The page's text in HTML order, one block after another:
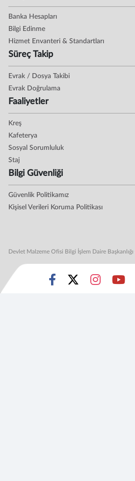
Banka Hesapları
Bilgi Edinme
Hizmet Envanteri & Standartları
Süreç Takip
Evrak / Dosya Takibi
Evrak Doğrulama
Faaliyetler
Kreş
Kafeterya
Sosyal Sorumluluk
Staj
Bilgi Güvenliği
Güvenlik Politikamız
Kişisel Verileri Koruma Politikası
Devlet Malzeme Ofisi Bilgi İşlem Daire